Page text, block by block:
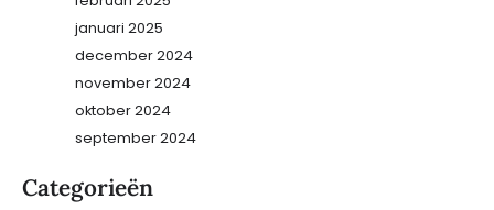
januari 2025
december 2024
november 2024
oktober 2024
september 2024
Categorieën